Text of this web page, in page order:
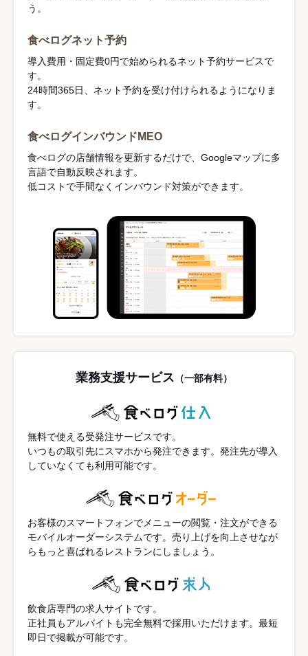
う。
食べログネット予約
導入費用・固定費0円で始められるネット予約サービスで
す。
24時間365日、ネット予約を受け付けられるようになりま
す。
食べログインバウンドMEO
食べログの店舗情報を更新するだけで、Googleマップに多
言語で自動反映されます。
低コストで手間なくインバウンド対策ができます。
業務支援サービス （一部有料）
無料で使える受発注サービスです。
いつもの取引先にスマホから発注できます。発注先が導入
していなくても利用可能です。
お客様のスマートフォンでメニューの閲覧・注文ができる
モバイルオーダーシステムです。売り上げを向上させなが
らもっと喜ばれるレストランにしましょう。
飲食店専門の求人サイトです。
正社員もアルバイトも完全無料で採用いただけます。最短
即日で掲載が可能です。